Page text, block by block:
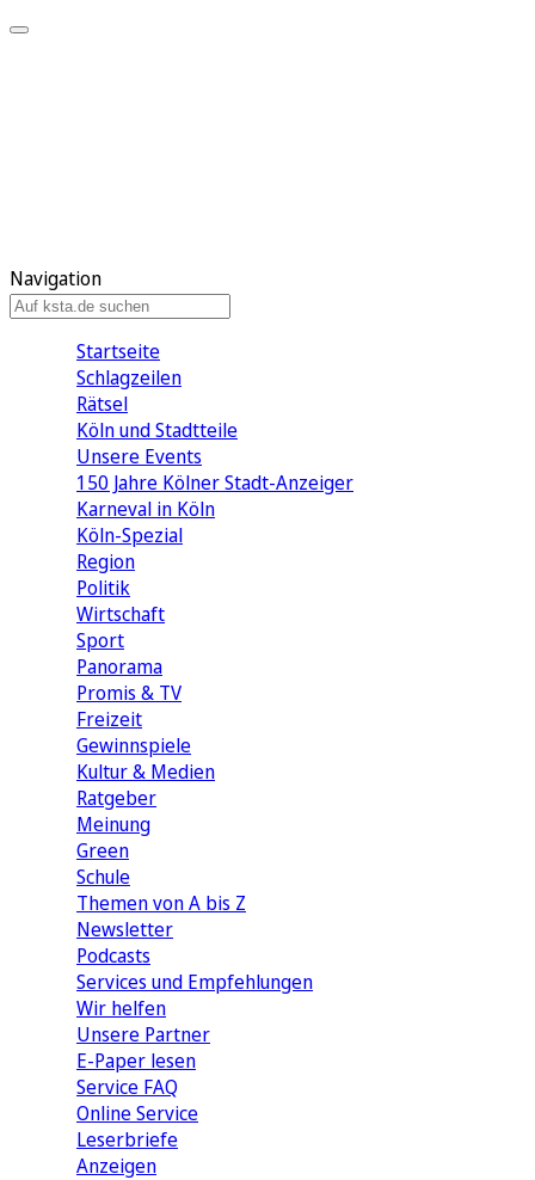
Navigation
Startseite
Schlagzeilen
Rätsel
Köln und Stadtteile
Unsere Events
150 Jahre Kölner Stadt-Anzeiger
Karneval in Köln
Köln-Spezial
Region
Politik
Wirtschaft
Sport
Panorama
Promis & TV
Freizeit
Gewinnspiele
Kultur & Medien
Ratgeber
Meinung
Green
Schule
Themen von A bis Z
Newsletter
Podcasts
Services und Empfehlungen
Wir helfen
Unsere Partner
E-Paper lesen
Service FAQ
Online Service
Leserbriefe
Anzeigen